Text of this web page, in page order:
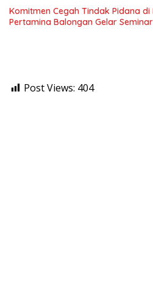
Komitmen Cegah Tindak Pidana
Pertamina Balongan Gelar
Post Views: 404